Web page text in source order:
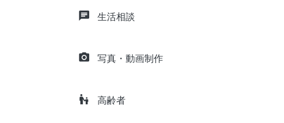
chat 生活相談
camera_alt 写真・動画制作
escalator_warning 高齢者